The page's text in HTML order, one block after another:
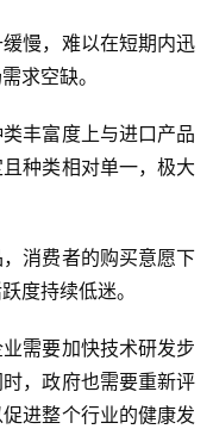
慢，难以在短期内迅
求空缺。
丰富度上与进口产品
种类相对单一，极大
消费者的购买意愿下
度持续低迷。
需要加快技术研发步
，政府也需要重新评
进整个行业的健康发